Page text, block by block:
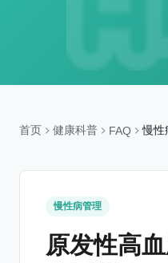
首页 健康科普 FAQ 慢性
慢性病管理
原发性高